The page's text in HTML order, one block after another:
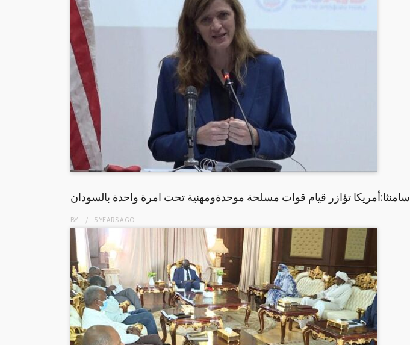
سامنثا:أمريكا تؤازر قيام قوات مسلحة موحدةومهنية تحت امرة واحدة بالسودان
BY 5 YEARSAGO